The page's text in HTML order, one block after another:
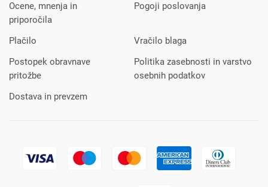
Ocene, mnenja in
priporočila
Pogoji poslovanja
Plačilo
Vračilo blaga
Postopek obravnave
pritožbe
Politika zasebnosti in varstvo
osebnih podatkov
Dostava in prevzem